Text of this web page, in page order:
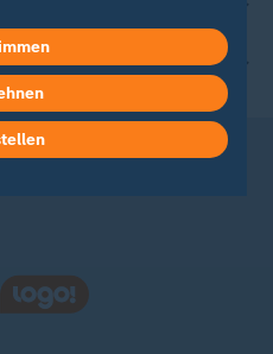
für die Zukunft
oder ändern.